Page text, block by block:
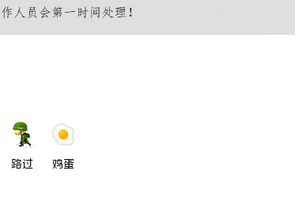
路过 鸡蛋